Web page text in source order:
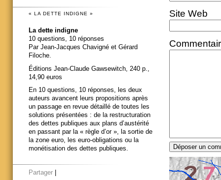
Site Web
« LA DETTE INDIGNE »
La dette indigne
10 questions, 10 réponses
Par Jean-Jacques Chavigné et Gérard
Filoche.
Éditions Jean-Claude Gawsewitch, 240 p.,
14,90 euros
En 10 questions, 10 réponses, les deux
auteurs avancent leurs propositions après
un passage en revue détaillé de toutes les
solutions présentées : de la restructuration
des dettes publiques aux plans d’austérité
en passant par la « règle d’or », la sortie de
la zone euro, les euro-obligations ou la
monétisation des dettes publiques.
Partager